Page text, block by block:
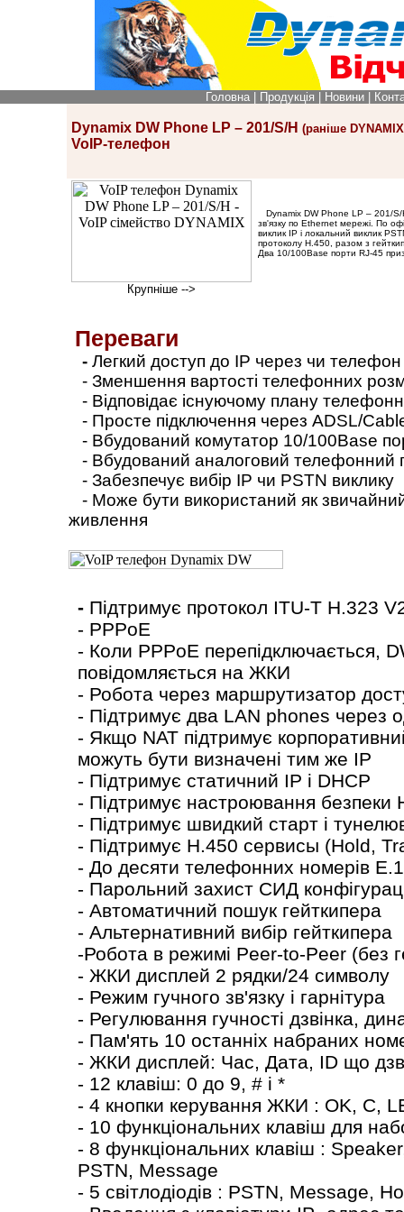
Головна Продукція Новини
Dynamix DW Phone LP – 201/S/H (раніше
VoIP-телефон
Крупніше -->
Dynamix DW Phone LP – 201/
зв'язку по Ethernet мережі. По
виклик ІP і локальний виклик
протоколу H.450, разом з
Два 10/100Base порти RJ-45
Переваги
- Легкий доступ до ІP через чи
- Зменшення вартості телефонних
- Відповідає існуючому плану
- Просте підключення через ADSL/
- Вбудований комутатор 10/100Base
- Вбудований аналоговий телефонний
- Забезпечує вибір ІP чи PSTN виклику
- Може бути використаний як
живлення
- Підтримує протокол ITU-T H.323
- PPPoE
- Коли PPPoE перепідключається,
повідомляється на ЖКИ
- Робота через маршрутизатор
- Підтримує два LAN phones через
- Якщо NAT підтримує
можуть бути визначені тим же ІP
- Підтримує статичний ІP і DHCP
- Підтримує настроювання безпеки
- Підтримує швидкий старт і
- Підтримує H.450 сервисы (Hold,
- До десяти телефонних номерів
- Парольний захист СИД
- Автоматичний пошук гейткипера
- Альтернативний вибір гейткипера
-Робота в режимі Peer-to-Peer (без
- ЖКИ дисплей 2 рядки/24 символу
- Режим гучного зв'язку і гарнітура
- Регулювання гучності дзвінка,
- Пам'ять 10 останніх набраних
- ЖКИ дисплей: Час, Дата, ІD що
- 12 клавіш: 0 до 9, # і *
- 4 кнопки керування ЖКИ : OK, C,
- 10 функціональних клавіш для
- 8 функціональних клавіш :
PSTN, Message
- 5 світлодіодів : PSTN, Message,